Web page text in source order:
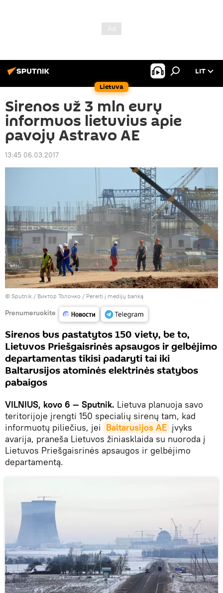
Lietuva
LIT
Sirenos už 3 mln eurų
informuos lietuvius apie
pavojų Astravo AE
13:45 06.03.2017
© Sputnik / Виктор Толочко / Pereiti į medijų banką
Prenumeruokite
Sirenos bus pastatytos 150 vietų, be to,
Lietuvos Priešgaisrinės apsaugos ir gelbėjimo
departamentas tikisi padaryti tai iki
Baltarusijos atominės elektrinės statybos
pabaigos
VILNIUS, kovo 6 — Sputnik. Lietuva planuoja savo
teritorijoje įrengti 150 specialių sirenų tam, kad
informuotų piliečius, jei Baltarusijos AE įvyks
avarija, praneša Lietuvos žiniasklaida su nuoroda į
Lietuvos Priešgaisrinės apsaugos ir gelbėjimo
departamentą.